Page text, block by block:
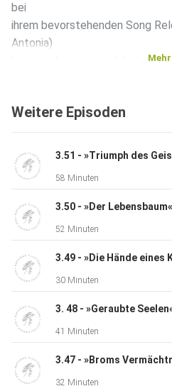
bei
ihrem bevorstehenden Song
Antonia)
kann euch sagen, es lohnt sich
Discord: ⁠⁠⁠⁠⁠⁠⁠⁠⁠⁠⁠⁠⁠⁠⁠⁠⁠⁠⁠⁠⁠⁠⁠⁠⁠⁠⁠⁠⁠⁠⁠⁠⁠⁠⁠⁠⁠⁠⁠⁠⁠⁠⁠⁠⁠⁠⁠⁠⁠⁠⁠⁠⁠⁠⁠⁠⁠⁠⁠⁠⁠⁠⁠⁠⁠⁠https://discord.gg/
Mehr
Weitere Episoden
3.51 - »Triumph des
58 Minuten
3.50 - »Der Lebensbaum«
52 Minuten
3.49 - »Die Hände eines
30 Minuten
3. 48 - »Geraubte
41 Minuten
3.47 - »Broms
32 Minuten